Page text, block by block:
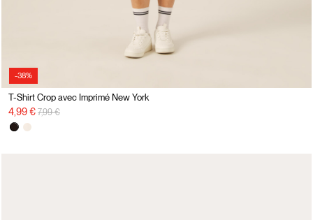
-38%
T-Shirt Crop avec Imprimé New York
4,99 € Prix réduit de
7,99 €